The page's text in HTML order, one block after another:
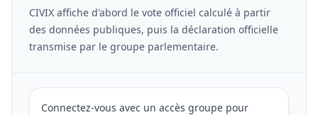
CIVIX affiche d'abord le vote officiel calculé à partir
des données publiques, puis la déclaration officielle
transmise par le groupe parlementaire.
Connectez-vous avec un accès groupe pour